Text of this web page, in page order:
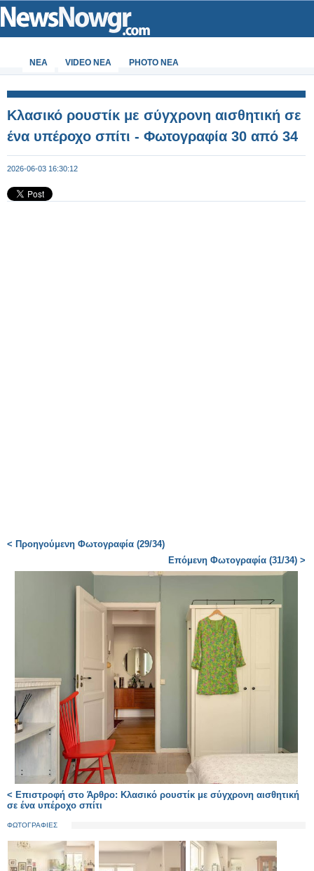
ΝΕΑ VIDEO NEA PHOTO NEA
Κλασικό ρουστίκ με σύγχρονη αισθητική σε
ένα υπέροχο σπίτι - Φωτογραφία 30 από 34
2026-06-03 16:30:12
< Προηγούμενη Φωτογραφία (29/34)
Επόμενη Φωτογραφία (31/34) >
< Επιστροφή στο Άρθρο: Κλασικό ρουστίκ με σύγχρονη αισθητική
σε ένα υπέροχο σπίτι
ΦΩΤΟΓΡΑΦΙΕΣ